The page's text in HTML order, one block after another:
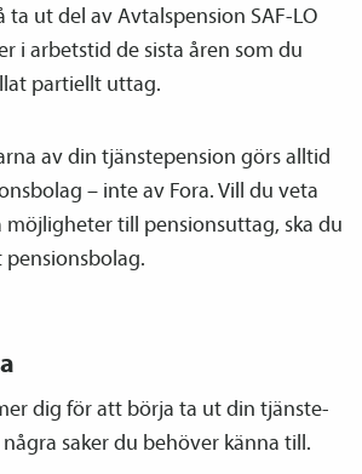
ta ut del av Avtals­pension SAF-LO
i arbetstid de sista åren som du
partiellt uttag.
av din tjänste­pension görs alltid
– inte av Fora. Vill du veta
möjligheter till pensions­uttag, ska du
dig för att börja ta ut din tjänste­
saker du behöver känna till.